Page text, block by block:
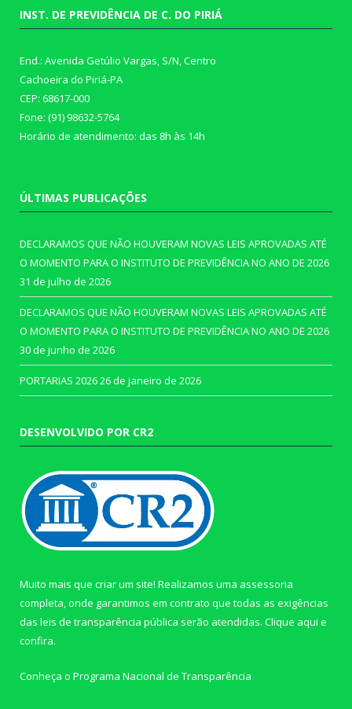
INST. DE PREVIDÊNCIA DE C. DO PIRIÁ
End.: Avenida Getúlio Vargas, S/N, Centro
Cachoeira do Piriá-PA
CEP: 68617-000
Fone: (91) 98632-5764
Horário de atendimento: das 8h às 14h
ÚLTIMAS PUBLICAÇÕES
DECLARAMOS QUE NÃO HOUVERAM NOVAS LEIS APROVADAS ATÉ
O MOMENTO PARA O INSTITUTO DE PREVIDÊNCIA NO ANO DE 2026
31 de julho de 2026
DECLARAMOS QUE NÃO HOUVERAM NOVAS LEIS APROVADAS ATÉ
O MOMENTO PARA O INSTITUTO DE PREVIDÊNCIA NO ANO DE 2026
30 de junho de 2026
PORTARIAS 202626 de janeiro de 2026
DESENVOLVIDO POR CR2
Muito mais que criar um site! Realizamos uma assessoria
completa, onde garantimos em contrato que todas as exigências
das leis de transparência pública serão atendidas. Clique aqui e
confira.
Conheça o Programa Nacional de Transparência